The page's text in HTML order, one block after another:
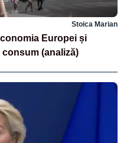
Stoica Marian
Europei și
(analiză)